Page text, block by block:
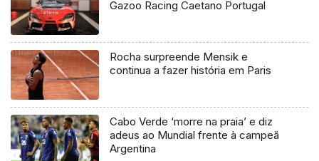
Gazoo Racing Caetano Portugal
Rocha surpreende Mensik e
continua a fazer história em Paris
Cabo Verde ‘morre na praia’ e diz
adeus ao Mundial frente à campeã
Argentina